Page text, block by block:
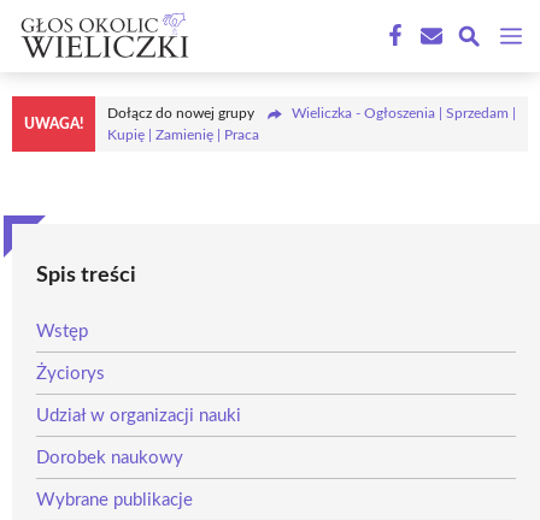
treści
UWAGA!
Dołącz do nowej grupy
Wieliczka - Ogłoszenia | Sprzedam |
Kupię | Zamienię | Praca
Spis treści
Wstęp
Życiorys
Udział w organizacji nauki
Dorobek naukowy
Wybrane publikacje